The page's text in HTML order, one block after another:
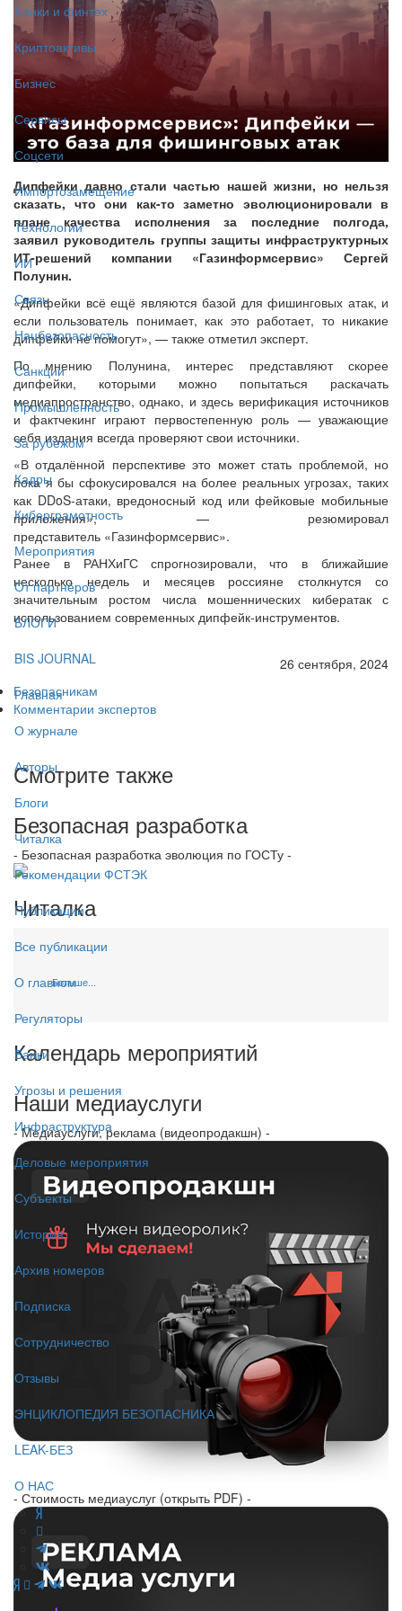
Банки и финтех
Криптоактивы
Бизнес
Сервисы
Соцсети
Импортозамещение
Технологии
ИИ
Связь
Нацбезопасность
Санкции
Промышленность
За рубежом
Кадры
Киберграмотность
Мероприятия
От партнёров
БЛОГИ
BIS JOURNAL
Главная
О журнале
Авторы
Блоги
Читалка
Рекомендации ФСТЭК
Публикации
Все публикации
О главном
Регуляторы
Банки
Угрозы и решения
Инфраструктура
Деловые мероприятия
Субъекты
История
Архив номеров
Подписка
Сотрудничество
Отзывы
ЭНЦИКЛОПЕДИЯ БЕЗОПАСНИКА
LEAK-БЕЗ
О НАС
Дипфейки давно стали частью нашей жизни, но нельзя
сказать, что они как-то заметно эволюционировали в
плане качества исполнения за последние полгода,
заявил руководитель группы защиты инфраструктурных
ИТ-решений компании «Газинформсервис» Сергей
Полунин.
«Дипфейки всё ещё являются базой для фишинговых атак, и
если пользователь понимает, как это работает, то никакие
дипфейки не помогут», — также отметил эксперт.
По мнению Полунина, интерес представляют скорее
дипфейки, которыми можно попытаться раскачать
медиапространство, однако, и здесь верификация источников
и фактчекинг играют первостепенную роль — уважающие
себя издания всегда проверяют свои источники.
«В отдалённой перспективе это может стать проблемой, но
пока я бы сфокусировался на более реальных угрозах, таких
как DDoS-атаки, вредоносный код или фейковые мобильные
приложения», — резюмировал
представитель «Газинформсервис».
Ранее в РАНХиГС спрогнозировали, что в ближайшие
несколько недель и месяцев россияне столкнутся со
значительным ростом числа мошеннических кибератак с
использованием современных дипфейк-инструментов.
26 сентября, 2024
Безопасникам
Комментарии экспертов
Смотрите также
Безопасная разработка
- Безопасная разработка эволюция по ГОСТу -
Читалка
Больше...
Календарь мероприятий
Наши медиауслуги
- Медиауслуги, реклама (видеопродакшн) -
- Стоимость медиауслуг (открыть PDF) -